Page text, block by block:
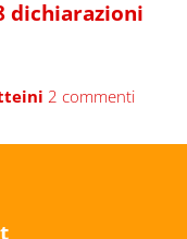
dichiarazioni
2 commenti